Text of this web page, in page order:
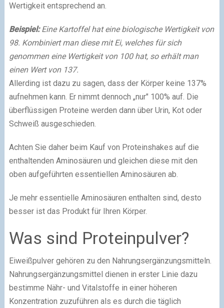
Wertigkeit entsprechend an.
Beispiel:Eine Kartoffel hat eine biologische Wertigkeit von
98. Kombiniert man diese mit Ei, welches für sich
genommen eine Wertigkeit von 100 hat, so erhält man
einen Wert von 137.
Allerding ist dazu zu sagen, dass der Körper keine 137%
aufnehmen kann. Er nimmt dennoch „nur" 100% auf. Die
überflüssigen Proteine werden dann über Urin, Kot oder
Schweiß ausgeschieden.
Achten Sie daher beim Kauf von Proteinshakes auf die
enthaltenden Aminosäuren und gleichen diese mit den
oben aufgeführten essentiellen Aminosäuren ab.
Je mehr essentielle Aminosäuren enthalten sind, desto
besser ist das Produkt für Ihren Körper.
Was sind Proteinpulver?
Eiweißpulver gehören zu den Nahrungsergänzungsmitteln.
Nahrungsergänzungsmittel dienen in erster Linie dazu
bestimme Nähr- und Vitalstoffe in einer höheren
Konzentration zuzuführen als es durch die täglich